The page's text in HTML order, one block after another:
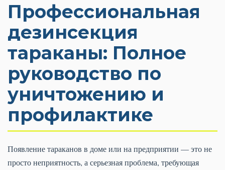
Профессиональная
дезинсекция
тараканы: Полное
руководство по
уничтожению и
профилактике
Появление тараканов в доме или на предприятии — это не
просто неприятность, а серьезная проблема, требующая